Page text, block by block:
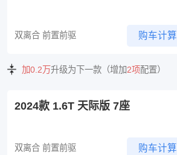
双离合 前置前驱 购车计算
加0.2万升级为下一款（增加2项配置）
2024款 1.6T 天际版 7座
双离合 前置前驱 购车计算